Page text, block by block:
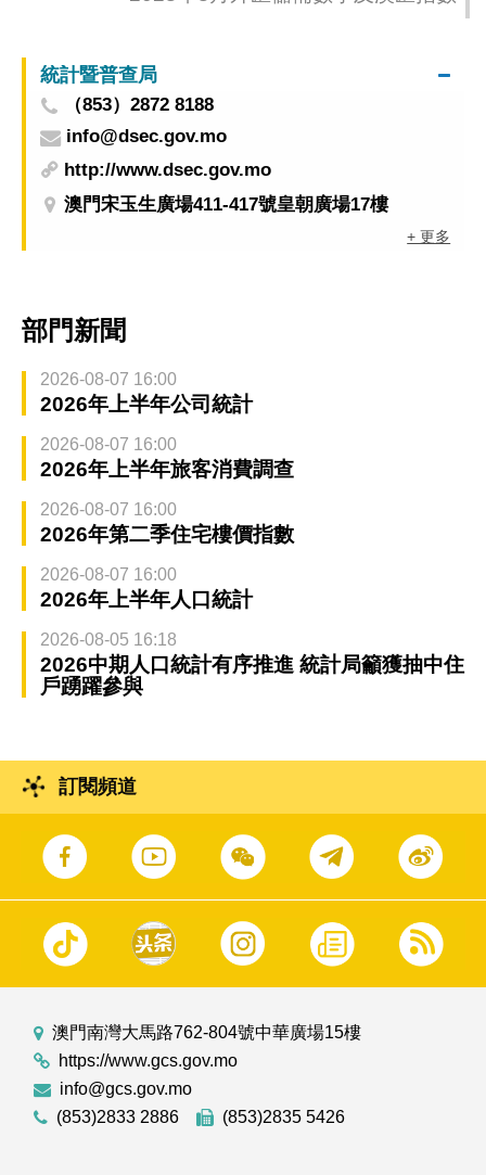
統計暨普查局
（853）2872 8188
info@dsec.gov.mo
http://www.dsec.gov.mo
澳門宋玉生廣場411-417號皇朝廣場17樓
+ 更多
部門新聞
2026-08-07 16:00
2026年上半年公司統計
2026-08-07 16:00
2026年上半年旅客消費調查
2026-08-07 16:00
2026年第二季住宅樓價指數
2026-08-07 16:00
2026年上半年人口統計
2026-08-05 16:18
2026中期人口統計有序推進 統計局籲獲抽中住
戶踴躍參與
訂閱頻道
澳門南灣大馬路762-804號中華廣場15樓
https://www.gcs.gov.mo
info@gcs.gov.mo
(853)2833 2886
(853)2835 5426